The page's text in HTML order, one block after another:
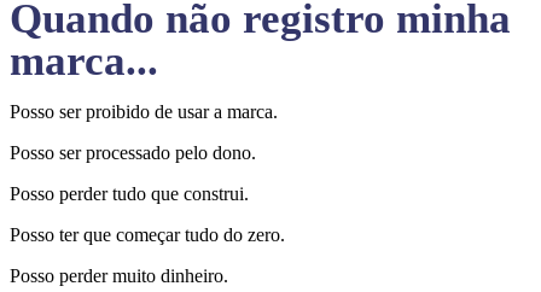
Quando não registro minha
marca...
Posso ser proibido de usar a marca.
Posso ser processado pelo dono.
Posso perder tudo que construi.
Posso ter que começar tudo do zero.
Posso perder muito dinheiro.